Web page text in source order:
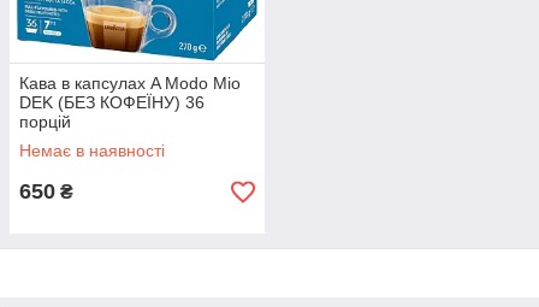
Кава в капсулах A Modo Mio
DEK (БЕЗ КОФЕЇНУ) 36
порцій
Немає в наявності
650 ₴